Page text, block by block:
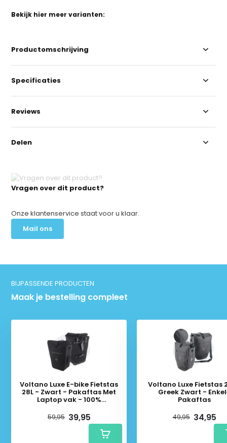
Bekijk hier meer varianten:
Vragen over dit product?
Onze klantenservice staat voor u klaar.
Mail ons
Productomschrijving
Specificaties
Reviews
Delen
BIJPASSENDE PRODUCTEN
Maak je bestelling compleet
Voltano Luxe E-bike Fietstas
28L - Zwart - Pakaftas Met
Laptop vak - 100%
59,95 39,95
Voltano Luxe Fietstas
Greek Zwart -
Pakaftas
49,95 34,95